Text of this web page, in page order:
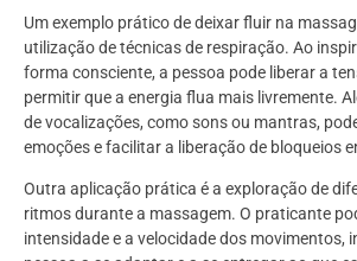
Um exemplo prático de deixar fluir na
utilização de técnicas de respiração. Ao
forma consciente, a pessoa pode liberar a
permitir que a energia flua mais livremente.
de vocalizações, como sons ou mantras,
emoções e facilitar a liberação de bloqueios
Outra aplicação prática é a exploração de
ritmos durante a massagem. O praticante
intensidade e a velocidade dos movimentos,